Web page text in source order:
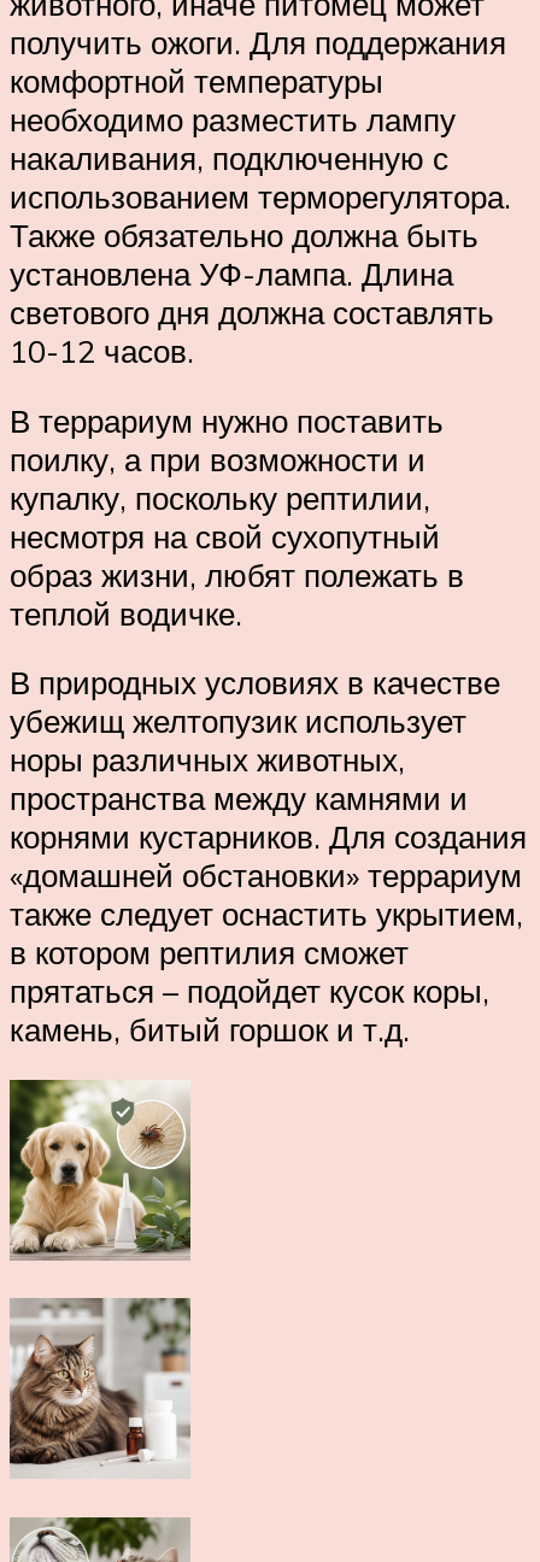
получить ожоги. Для поддержания
комфортной температуры
необходимо разместить лампу
накаливания, подключенную с
использованием терморегулятора.
Также обязательно должна быть
установлена УФ-лампа. Длина
светового дня должна составлять
10-12 часов.
В террариум нужно поставить
поилку, а при возможности и
купалку, поскольку рептилии,
несмотря на свой сухопутный
образ жизни, любят полежать в
теплой водичке.
В природных условиях в качестве
убежищ желтопузик использует
норы различных животных,
пространства между камнями и
корнями кустарников. Для создания
«домашней обстановки» террариум
также следует оснастить укрытием,
в котором рептилия сможет
прятаться – подойдет кусок коры,
камень, битый горшок и т.д.